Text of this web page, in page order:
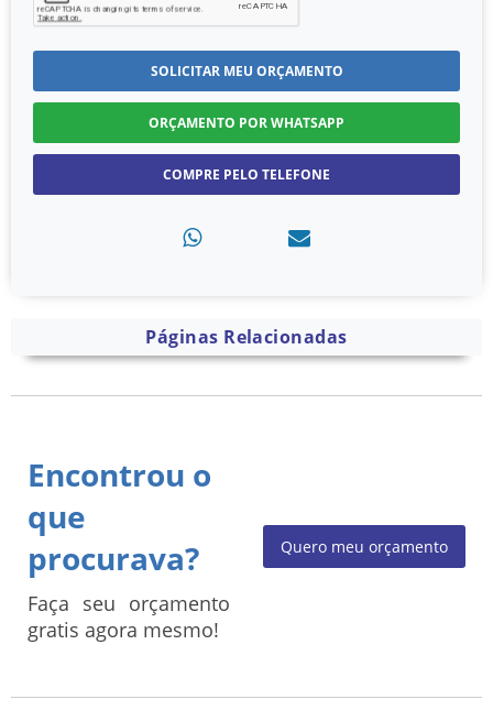
SOLICITAR MEU ORÇAMENTO
ORÇAMENTO POR WHATSAPP
COMPRE PELO TELEFONE
Páginas Relacionadas
Encontrou o
que
procurava?
Faça seu orçamento
gratis agora mesmo!
Quero meu orçamento